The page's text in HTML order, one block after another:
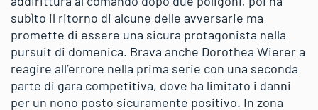
subìto il ritorno di alcune delle avversarie ma
promette di essere una sicura protagonista nella
pursuit di domenica. Brava anche Dorothea Wierer a
reagire all’errore nella prima serie con una seconda
parte di gara competitiva, dove ha limitato i danni
per un nono posto sicuramente positivo. In zona